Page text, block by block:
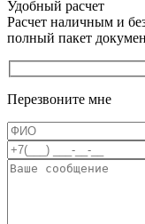
Удобный расчет
Расчет наличным и
полный пакет
Перезвоните мне